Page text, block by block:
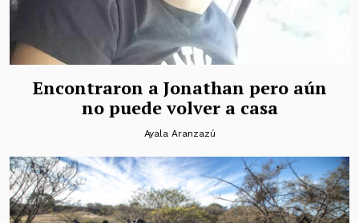
Encontraron a Jonathan pero aún
no puede volver a casa
Ayala Aranzazú